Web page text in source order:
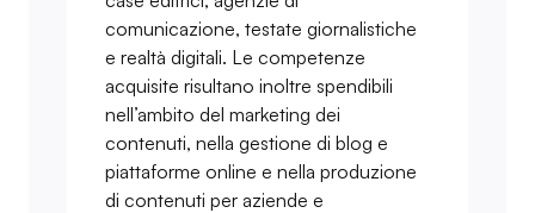
comunicazione, testate giornalistiche
e realtà digitali. Le competenze
acquisite risultano inoltre spendibili
nell’ambito del marketing dei
contenuti, nella gestione di blog e
piattaforme online e nella produzione
di contenuti per aziende e